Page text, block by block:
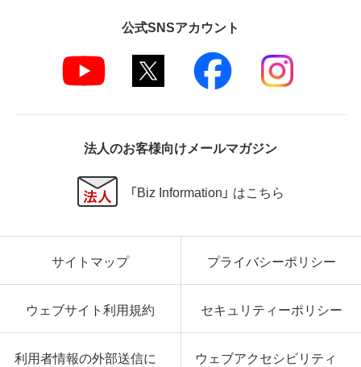
公式SNSアカウント
法人のお客様向けメールマガジン
「Biz Information」 はこちら
サイトマップ プライバシーポリシー
ウェブサイト利用規約 セキュリティーポリシー
利用者情報の外部送信に
ウェブアクセシビリティ